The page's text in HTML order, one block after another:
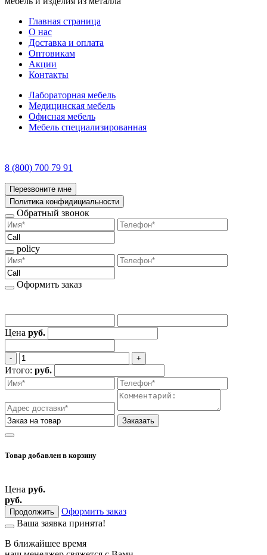
Главная страница
О нас
Доставка и оплата
Оптовикам
Акции
Контакты
Лабораторная мебель
Медицинская мебель
Офисная мебель
Мебель специализированная
8 (800) 700 79 91
Перезвоните мне
Политика конфидициальности
Обратный звонок
policy
Оформить заказ
Цена руб.
‐ +
Итого: руб.
Заказать
Товар добавлен в корзину
Цена руб.
руб.
Продолжить
Оформить заказ
Ваша заявка принята!
В ближайшее время